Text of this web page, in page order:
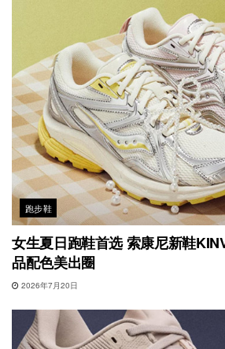
跑步鞋
女生夏日跑鞋首选 索康尼新鞋
品配色美出圈
2026年7月20日